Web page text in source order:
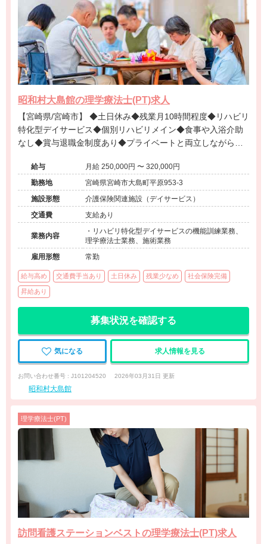
昭和村大島館の理学療法士(PT)求人
【宮崎県/宮崎市】 ◆土日休み◆残業月10時間程度◆リハビリ
特化型デイサービス◆個別リハビリメイン◆食事や入浴介助
なし◆賞与退職金制度あり◆プライベートと両立しながら専
給与
月給 250,000円 〜 320,000円
勤務地
宮崎県宮崎市大島町平原953-3
施設形態
介護保険関連施設（デイサービス）
交通費
支給あり
業務内容
・リハビリ特化型デイサービスの機能訓練業務、
理学療法士業務、施術業務
雇用形態
常勤
給与高め 交通費手当あり 土日休み 残業少なめ 社会保険完備
昇給あり
募集状況を確認する
気になる 求人情報を見る
お問い合わせ番号 : J101204520 2026年03月31日 更新
昭和村大島館
理学療法士(PT)
訪問看護ステーションベストの理学療法士(PT)求人